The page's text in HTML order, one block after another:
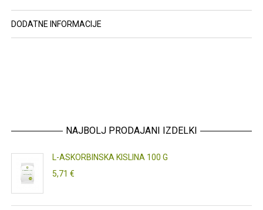
DODATNE INFORMACIJE
NAJBOLJ PRODAJANI IZDELKI
L-ASKORBINSKA KISLINA 100 G
5,71 €